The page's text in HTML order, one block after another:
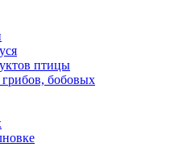
птицы
бобовых